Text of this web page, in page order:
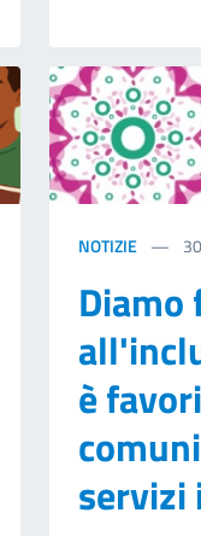
NOTIZIE 30
Diamo
è
servizi